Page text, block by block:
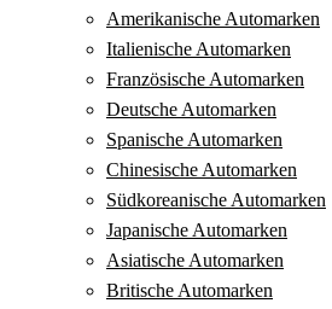
Amerikanische Automarken
Italienische Automarken
Französische Automarken
Deutsche Automarken
Spanische Automarken
Chinesische Automarken
Südkoreanische Automarken
Japanische Automarken
Asiatische Automarken
Britische Automarken